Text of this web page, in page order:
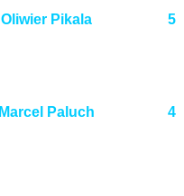
Oliwier Pikala 5
Marcel Paluch 4